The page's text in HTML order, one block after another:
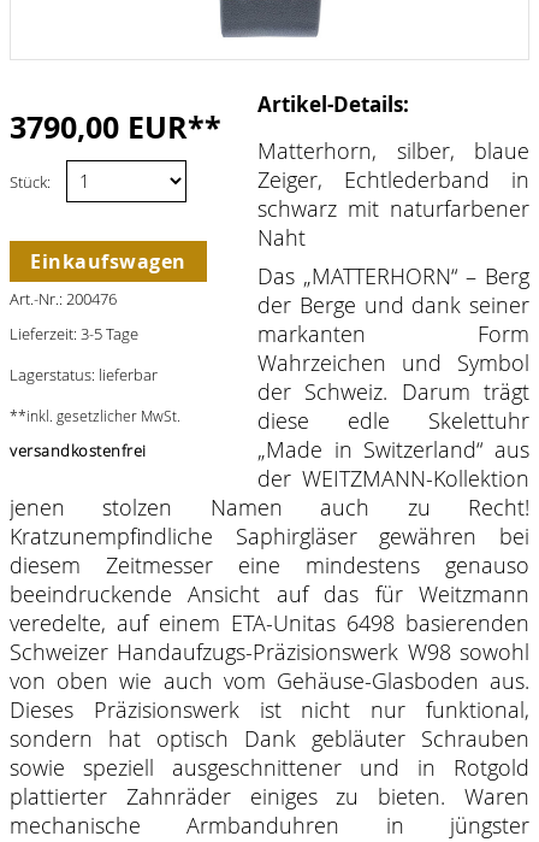
3790,00 EUR**
Stück:
Einkaufswagen
Art.-Nr.: 200476
Lieferzeit: 3-5 Tage
Lagerstatus: lieferbar
**inkl. gesetzlicher MwSt.
versandkostenfrei
Artikel-Details:
Matterhorn, silber, blaue
Zeiger, Echtlederband in
schwarz mit naturfarbener
Naht
Das „MATTERHORN“ – Berg
der Berge und dank seiner
markanten Form
Wahrzeichen und Symbol
der Schweiz. Darum trägt
diese edle Skelettuhr
„Made in Switzerland“ aus
der WEITZMANN-Kollektion
jenen stolzen Namen auch zu Recht!
Kratzunempfindliche Saphirgläser gewähren bei
diesem Zeitmesser eine mindestens genauso
beeindruckende Ansicht auf das für Weitzmann
veredelte, auf einem ETA-Unitas 6498 basierenden
Schweizer Handaufzugs-Präzisionswerk W98 sowohl
von oben wie auch vom Gehäuse-Glasboden aus.
Dieses Präzisionswerk ist nicht nur funktional,
sondern hat optisch Dank gebläuter Schrauben
sowie speziell ausgeschnittener und in Rotgold
plattierter Zahnräder einiges zu bieten. Waren
mechanische Armbanduhren in jüngster